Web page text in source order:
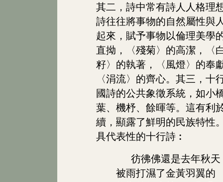
其二，詩中常有詩人人格理
詩往往將事物的自然屬性與
起來，賦予事物以倫理美學
直拗，〈殘菊〉的高潔，〈
籽〉的執著，〈風燈〉的奉
〈涓流〉的齊心。其三，十
國詩的公共象徵系統，如小
葉、機杼、餘暉等。這有利
續，顯露了鮮明的民族特性
具代表性的十行詩︰
彷彿佛還是去年秋天
被雨打濕了金黃羽翼的